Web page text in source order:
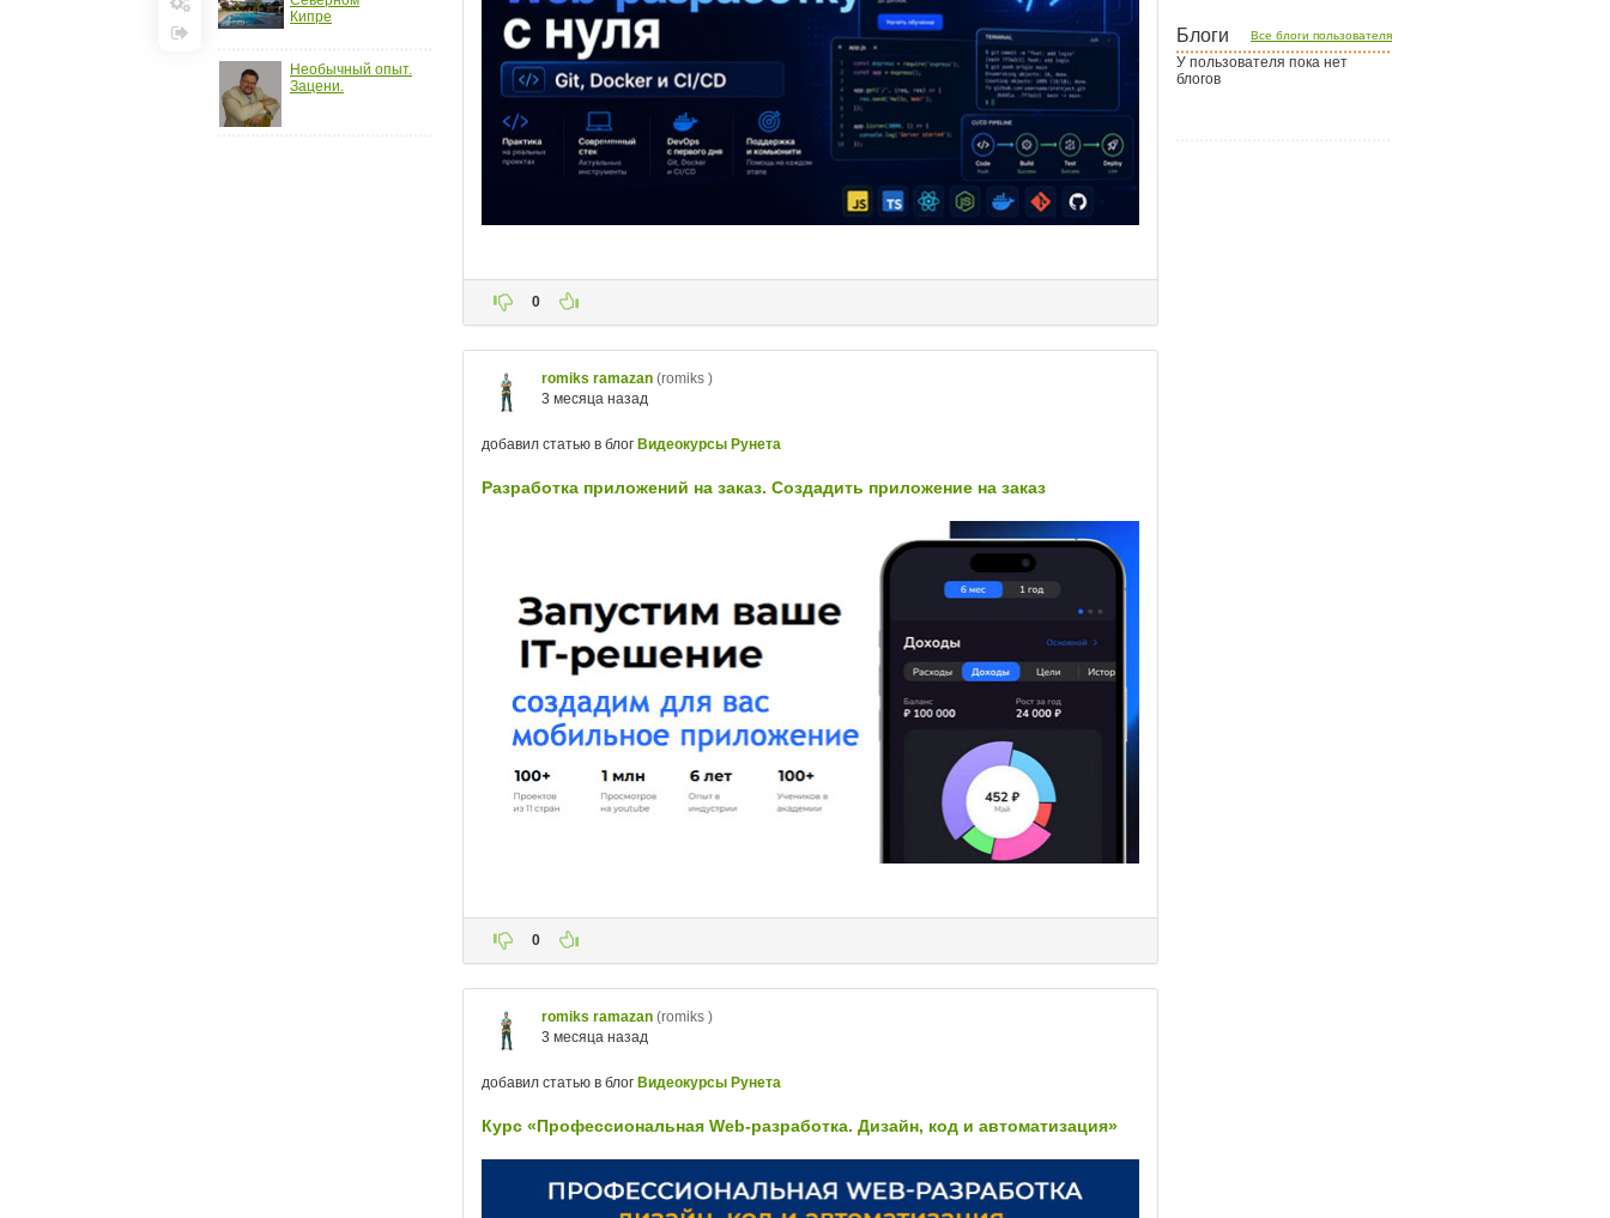
Настройки
Кипре
Необычный опыт.
Зацени.
Все блоги пользователя
Блоги
У пользователя пока нет
блогов